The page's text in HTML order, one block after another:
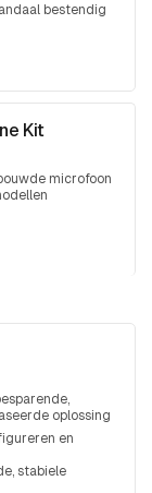
bestendig
Kit
microfoon
oplossing
en
stabiele